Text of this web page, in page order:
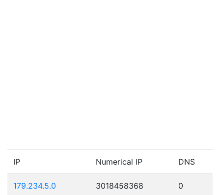
IP Numerical IP DNS
179.234.5.0 3018458368 0